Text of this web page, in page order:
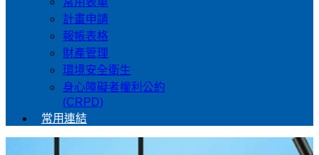
計畫申請
報帳表格
財產管理
環境安全衛生
身心障礙者權利公約
(CRPD)
常用連結